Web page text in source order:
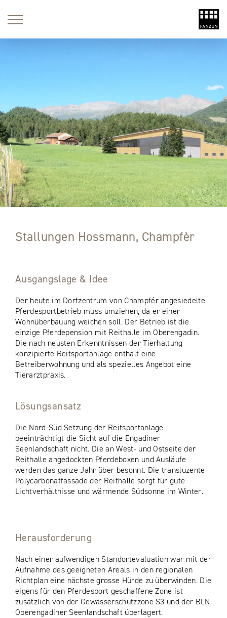
Stallungen Hossmann, Champfèr
Ausgangslage & Idee
Der heute im Dorfzentrum von Champfér angesiedelte
Pferdesportbetrieb muss umziehen, da er einer
Wohnüberbauung weichen soll. Der Betrieb ist die
einzige Pferdepension mit Reithalle im Oberengadin.
Die nach neusten Erkenntnissen der Tierhaltung
konzipierte Reitsportanlage enthält eine
Betreiberwohnung und als spezielles Angebot eine
Tierarztpraxis.
Lösungsansatz
Die Nord-Süd Setzung der Reitsportanlage
beeinträchtigt die Sicht auf die Engadiner
Seenlandschaft nicht. Die an West- und Ostseite der
Reithalle angedockten Pferdeboxen und Ausläufe
werden das ganze Jahr über besonnt. Die transluzente
Polycarbonatfassade der Reithalle sorgt für gute
Lichtverhältnisse und wärmende Südsonne im Winter.
Herausforderung
Nach einer aufwendigen Standortevaluation war mit der
Aufnahme des geeigneten Areals in den regionalen
Richtplan eine nächste grosse Hürde zu überwinden. Die
eigens für den Pferdesport geschaffene Zone ist
zusätzlich von der Gewässerschutzzone S3 und der BLN
Oberengadiner Seenlandschaft überlagert.